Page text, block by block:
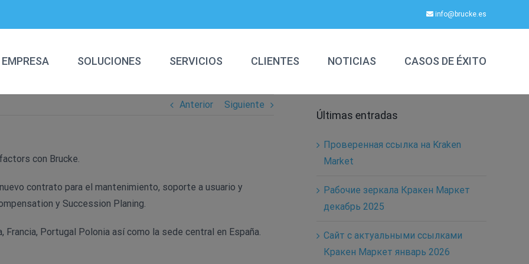
info@brucke.es
EMPRESA SOLUCIONES SERVICIOS CLIENTES NOTICIAS CASOS DE ÉXITO
Anterior Siguiente
con Brucke.
contrato para el mantenimiento, soporte a usuario y
y Succession Planing.
Portugal Polonia así como la sede central en España.
Últimas entradas
Проверенная ссылка на Kraken
Market
Рабочие зеркала Кракен Маркет
декабрь 2025
Сайт с актуальными ссылками
Кракен Маркет январь 2026